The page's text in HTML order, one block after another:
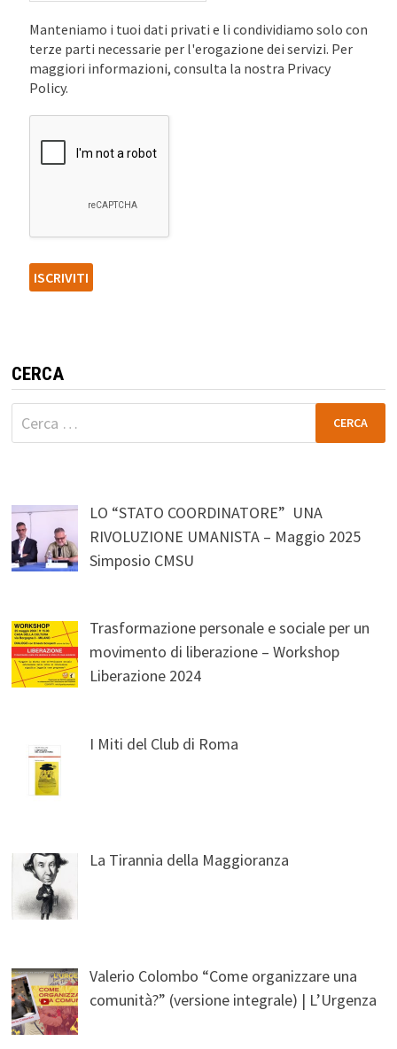
Manteniamo i tuoi dati privati e li condividiamo solo con
terze parti necessarie per l'erogazione dei servizi. Per
maggiori informazioni, consulta la nostra Privacy
Policy.
CERCA
Ricerca
per:
LO “STATO COORDINATORE” UNA
RIVOLUZIONE UMANISTA – Maggio 2025
Simposio CMSU
Trasformazione personale e sociale per un
movimento di liberazione – Workshop
Liberazione 2024
I Miti del Club di Roma
La Tirannia della Maggioranza
Valerio Colombo “Come organizzare una
comunità?” (versione integrale) | L’Urgenza